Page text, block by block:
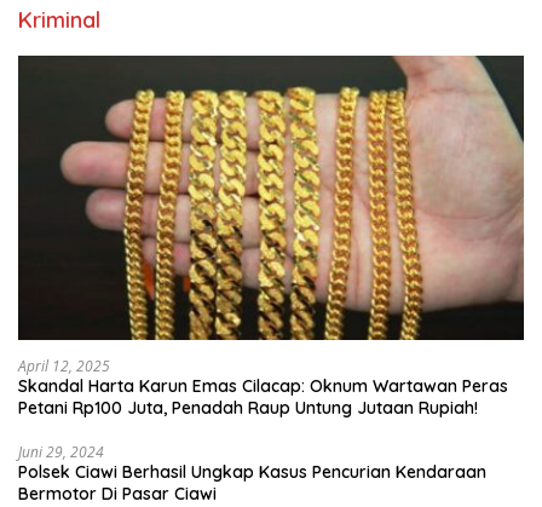
Kriminal
April 12, 2025
Skandal Harta Karun Emas Cilacap: Oknum Wartawan Peras
Petani Rp100 Juta, Penadah Raup Untung Jutaan Rupiah!
Juni 29, 2024
Polsek Ciawi Berhasil Ungkap Kasus Pencurian Kendaraan
Bermotor Di Pasar Ciawi